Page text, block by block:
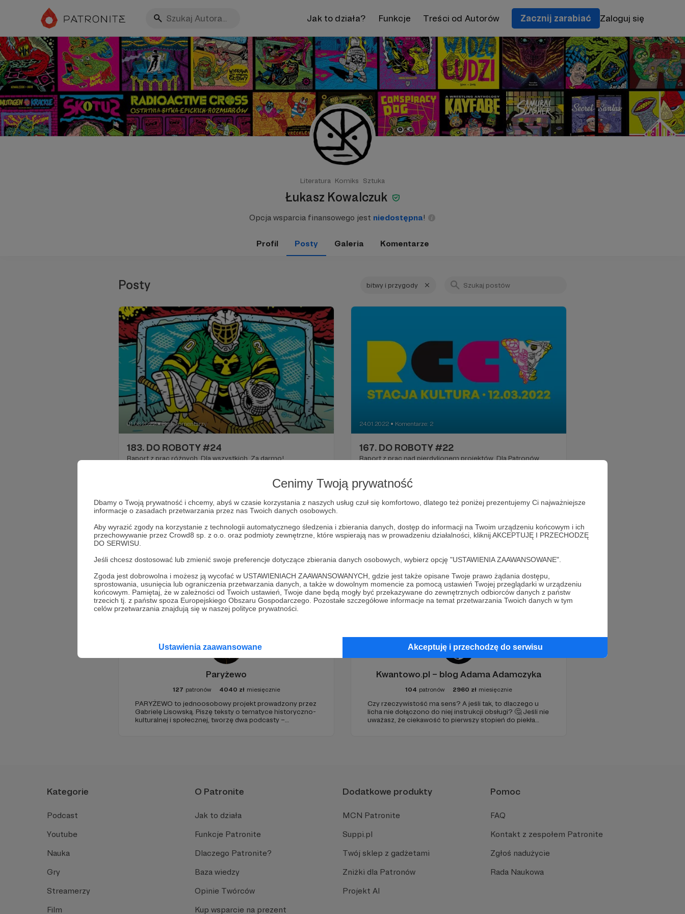
Cenimy Twoją prywatność
Dbamy o Twoją prywatność i chcemy, abyś w czasie korzystania z naszych usług czuł się komfortowo, dlatego też poniżej prezentujemy Ci najważniejsze
informacje o zasadach przetwarzania przez nas Twoich danych osobowych.
Aby wyrazić zgody na korzystanie z technologii automatycznego śledzenia i zbierania danych, dostęp do informacji na Twoim urządzeniu końcowym i ich
przechowywanie przez Crowd8 sp. z o.o. oraz podmioty zewnętrzne, które wspierają nas w prowadzeniu działalności, kliknij AKCEPTUJĘ I PRZECHODZĘ
DO SERWISU.
Jeśli chcesz dostosować lub zmienić swoje preferencje dotyczące zbierania danych osobowych, wybierz opcję "USTAWIENIA ZAAWANSOWANE".
Zgoda jest dobrowolna i możesz ją wycofać w USTAWIENIACH ZAAWANSOWANYCH, gdzie jest także opisane Twoje prawo żądania dostępu,
sprostowania, usunięcia lub ograniczenia przetwarzania danych, a także w dowolnym momencie za pomocą ustawień Twojej przeglądarki w urządzeniu
końcowym. Pamiętaj, że w zależności od Twoich ustawień, Twoje dane będą mogły być przekazywane do zewnętrznych odbiorców danych z państw
trzecich tj. z państw spoza Europejskiego Obszaru Gospodarczego. Pozostałe szczegółowe informacje na temat przetwarzania Twoich danych w tym
celów przetwarzania znajdują się w naszej polityce prywatności.
Ustawienia zaawansowane Akceptuję i przechodzę do serwisu
Jak to działa? Funkcje Treści od Autorów Zacznij zarabiać Zaloguj się
Literatura Komiks Sztuka
Łukasz Kowalczuk
Opcja wsparcia finansowego jest niedostępna!
Profil Posty Galeria Komentarze
Posty bitwy i przygody
01.06.2022 ● Brak komentarzy
183. DO ROBOTY #24
Raport z prac różnych. Dla wszystkich. Za darmo!
24.01.2022 ● Komentarze: 2
167. DO ROBOTY #22
Raport z prac nad pierdylionem projektów. Dla Patronów.
komiks
Promowani autorzy
Paryżewo
127 patronów 4040 zł miesięcznie
PARYŻEWO to jednoosobowy projekt prowadzony przez
Gabrielę Lisowską. Piszę teksty o tematyce historyczno-
kulturalnej i społecznej, tworzę dwa podcasty –
Kwantowo.pl – blog Adama Adamczyka
104 patronów 2960 zł miesięcznie
Czy rzeczywistość ma sens? A jeśli tak, to dlaczego u
licha nie dołączono do niej instrukcji obsługi? 🤔 Jeśli nie
uważasz, że ciekawość to pierwszy stopień do piekła
Kategorie
Podcast
Youtube
Nauka
Gry
Streamerzy
Film
O Patronite
Jak to działa
Funkcje Patronite
Dlaczego Patronite?
Baza wiedzy
Opinie Twórców
Kup wsparcie na prezent
Dodatkowe produkty
MCN Patronite
Suppi.pl
Twój sklep z gadżetami
Zniżki dla Patronów
Projekt AI
Pomoc
FAQ
Kontakt z zespołem Patronite
Zgłoś nadużycie
Rada Naukowa